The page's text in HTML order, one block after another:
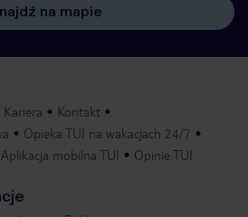
na mapie
Kariera
Kontakt
Opieka TUI na wakacjach 24/7
Aplikacja mobilna TUI Opinie TUI